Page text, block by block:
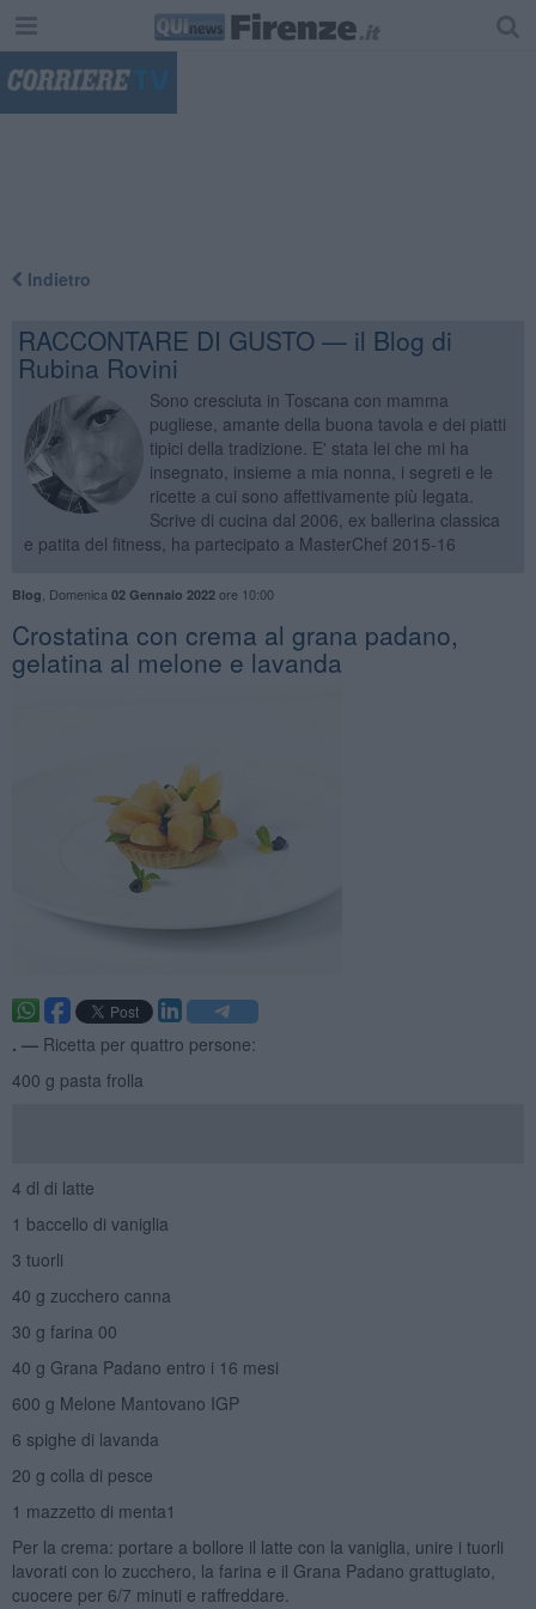
Indietro
RACCONTARE DI GUSTO — il Blog di
Rubina Rovini
Sono cresciuta in Toscana con mamma
pugliese, amante della buona tavola e dei piatti
tipici della tradizione. E' stata lei che mi ha
insegnato, insieme a mia nonna, i segreti e le
ricette a cui sono affettivamente più legata.
Scrive di cucina dal 2006, ex ballerina classica
e patita del fitness, ha partecipato a MasterChef 2015-16
Blog Domenica 02 Gennaio 2022ore 10:00
Crostatina con crema al grana padano,
gelatina al melone e lavanda
. — Ricetta per quattro persone:
400 g pasta frolla
4 dl di latte
1 baccello di vaniglia
3 tuorli
40 g zucchero canna
30 g farina 00
40 g Grana Padano entro i 16 mesi
600 g Melone Mantovano IGP
6 spighe di lavanda
20 g colla di pesce
1 mazzetto di menta1
Per la crema: portare a bollore il latte con la vaniglia, unire i tuorli
lavorati con lo zucchero, la farina e il Grana Padano grattugiato,
cuocere per 6/7 minuti e raffreddare.